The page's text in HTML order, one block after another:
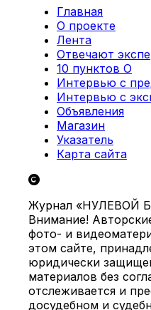
Главная
О проекте
Лента
Отвечают
10 пунктов О
Интервью с
Интервью с
Объявления
Магазин
Указатель
Карта сайта
Журнал «НУЛЕВОЙ
Внимание!
фото- и
этом сайте,
юридически
материалов без
отслеживается и
досудебном и